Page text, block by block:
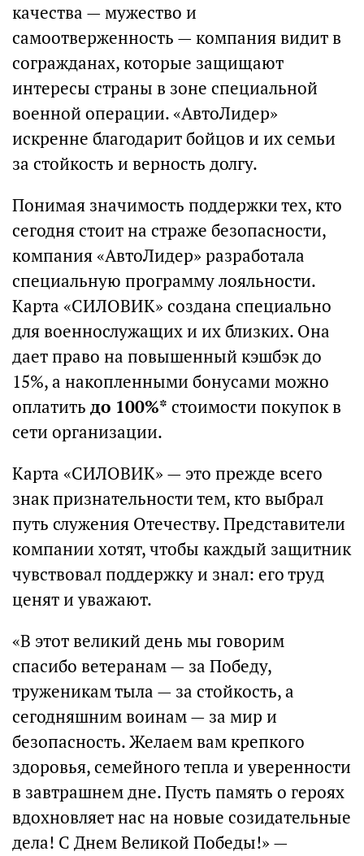
качества — мужество и
самоотверженность — компания видит в
согражданах, которые защищают
интересы страны в зоне специальной
военной операции. «АвтоЛидер»
искренне благодарит бойцов и их семьи
за стойкость и верность долгу.
Понимая значимость поддержки тех, кто
сегодня стоит на страже безопасности,
компания «АвтоЛидер» разработала
специальную программу лояльности.
Карта «СИЛОВИК» создана специально
для военнослужащих и их близких. Она
дает право на повышенный кэшбэк до
15%, а накопленными бонусами можно
оплатить до 100%* стоимости покупок в
сети организации.
Карта «СИЛОВИК» — это прежде всего
знак признательности тем, кто выбрал
путь служения Отечеству. Представители
компании хотят, чтобы каждый защитник
чувствовал поддержку и знал: его труд
ценят и уважают.
«В этот великий день мы говорим
спасибо ветеранам — за Победу,
труженикам тыла — за стойкость, а
сегодняшним воинам — за мир и
безопасность. Желаем вам крепкого
здоровья, семейного тепла и уверенности
в завтрашнем дне. Пусть память о героях
вдохновляет нас на новые созидательные
дела! С Днем Великой Победы!» —